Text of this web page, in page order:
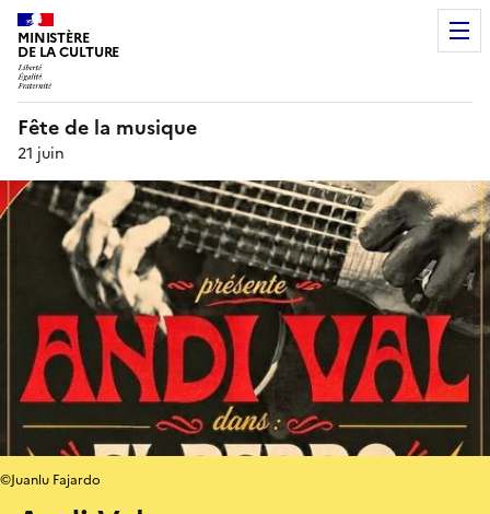
MINISTÈRE
DE LA CULTURE
Fête de la musique
21 juin
©Juanlu Fajardo